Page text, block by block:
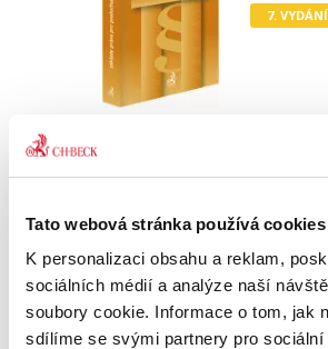
Tato webová stránka používá cookies
K personalizaci obsahu a reklam,
sociálních médií a analýze naší
soubory cookie. Informace o tom, jak
sdílíme se svými partnery pro sociální
7. VYDÁNÍ
990,00 Kč
Sedmé vydání publikace „Základy
přizpůsobeno potřebě ozřejmit
pojmy a instituty v jednotlivých
veřejného i soukromého práva,...